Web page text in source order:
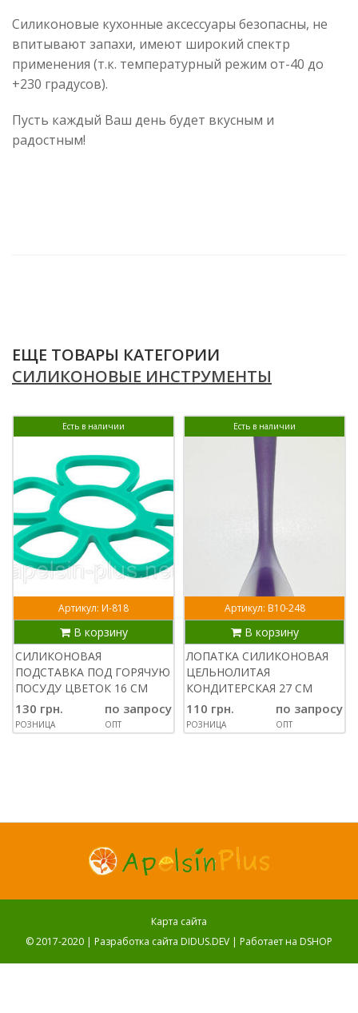
Силиконовые кухонные аксессуары безопасны, не
впитывают запахи, имеют широкий спектр
применения (т.к. температурный режим от-40 до
+230 градусов).
Пусть каждый Ваш день будет вкусным и
радостным!
ЕЩЕ ТОВАРЫ КАТЕГОРИИ
СИЛИКОНОВЫЕ ИНСТРУМЕНТЫ
Есть в наличии
Артикул: И-818
В корзину
СИЛИКОНОВАЯ
ПОДСТАВКА ПОД ГОРЯЧУЮ
ПОСУДУ ЦВЕТОК 16 СМ
130 грн.
РОЗНИЦА
по запросу
ОПТ
Есть в наличии
Артикул: В10-248
В корзину
ЛОПАТКА СИЛИКОНОВАЯ
ЦЕЛЬНОЛИТАЯ
КОНДИТЕРСКАЯ 27 СМ
110 грн.
РОЗНИЦА
по запросу
ОПТ
Карта сайта
© 2017-2020 | Разработка сайта DIDUS.DEV | Работает на DSHOP